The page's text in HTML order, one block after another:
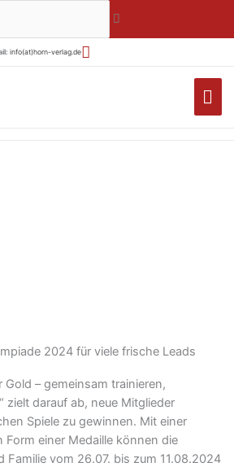
info(at)horn-verlag.de
2024 für viele frische Leads
Gold – gemeinsam trainieren,
zielt darauf ab, neue Mitglieder
Spiele zu gewinnen. Mit einer
Form einer Medaille können die
Familie vom 26.07. bis zum 11.08.2024